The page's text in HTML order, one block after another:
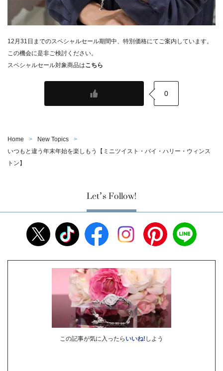
12月31日までのスペシャルセール期間中、 特別価格にてご案内しています。
この機会に是非ご検討ください。
スペシャルセール対象商品はこちら
0
Home
New Topics
いつもと違う年末年始を楽しもう【ミニツイスト・バイ・ハリー・ウィンス
トン】
Let’s Follow!
この記事が気に入ったら いいね! しよう